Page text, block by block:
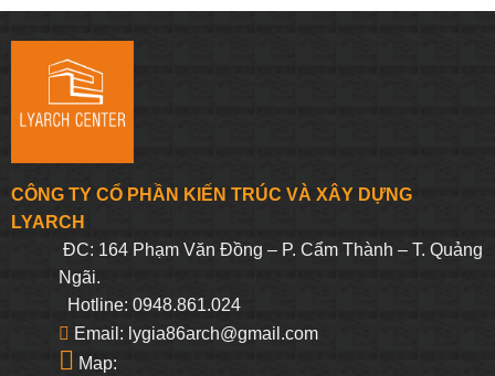
393.750₫.
CÔNG TY CỔ PHẦN KIẾN TRÚC VÀ XÂY DỰNG
LYARCH
ĐC: 164 Phạm Văn Đồng – P. Cẩm Thành – T. Quảng
Ngãi.
Hotline: 0948.861.024
Email: lygia86arch@gmail.com
Map: